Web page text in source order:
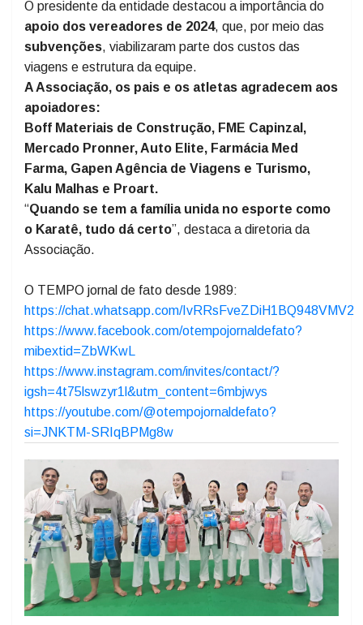
emFortaleza (CE). Em julho, também forneceu
hospedagem para os participantes daCopa do Brasil
de Karatê, emBalneário Camboriú (SC).
O presidente da entidade destacou a importância do
apoio dos vereadores de 2024, que, por meio das
subvenções
viagens e estrutura da equipe.
A Associação, os pais e os atletas agradecem aos
apoiadores:
Boff Materiais de Construção, FME Capinzal,
Mercado Pronner, Auto Elite, Farmácia Med
Farma, Gapen Agência de Viagens e Turismo,
Kalu Malhas e Proart.
o Karatê, tudo dá certo”, destaca a diretoria da
Associação.
O TEMPO jornal de fato desde 1989:
https://chat.whatsapp.com/IvRRsFveZDiH1BQ948VMV2
https://www.facebook.com/otempojornaldefato?
mibextid=ZbWKwL
https://www.instagram.com/invites/contact/?
https://youtube.com/@otempojornaldefato?
si=JNKTM-SRIqBPMg8w
Previous Next